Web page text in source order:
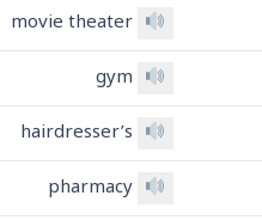
movie theater
gym
hairdresser’s
pharmacy